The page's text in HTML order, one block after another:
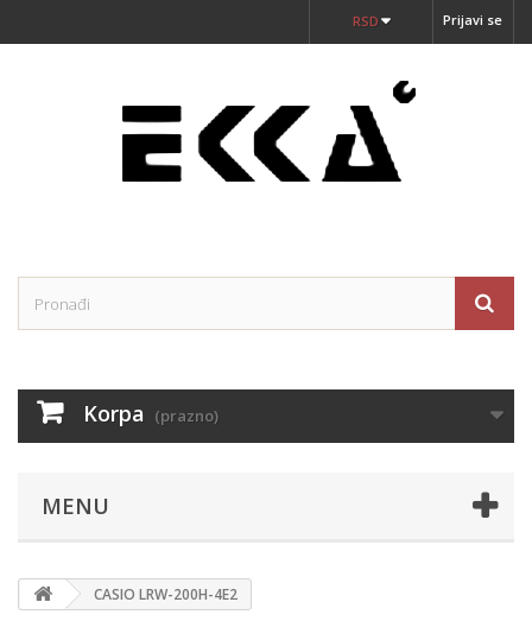
Prijavi se
RSD
Korpa (prazno)
MENU
CASIO LRW-200H-4E2